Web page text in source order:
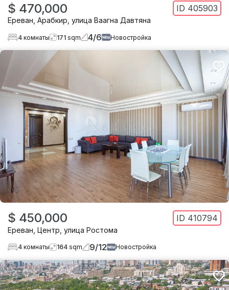
$ 470,000 ID 405903
Ереван Арабкир улица Ваагна Давтяна
4 комнаты 171 sqm 4/6 Новостройка
$ 450,000 ID 410794
Ереван Центр улица Ростома
4 комнаты 164 sqm 9/12 Новостройка